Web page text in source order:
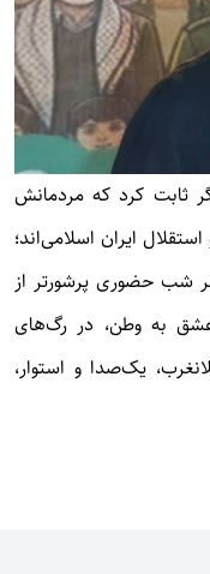
ثابت کرد که مردمانش
ایران اسلامی‌اند؛
شب حضوری پرشورتر از
به وطن، در رگ‌های
یک‌صدا و استوار،